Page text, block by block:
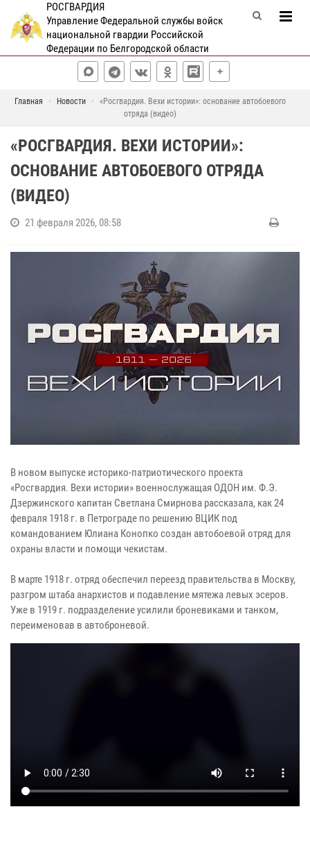
РОСГВАРДИЯ
Управление Федеральной службы войск
национальной гвардии Российской
Федерации по Белгородской области
Главная Новости
«Росгвардия. Вехи истории»: основание автобоевого
отряда (видео)
«РОСГВАРДИЯ. ВЕХИ ИСТОРИИ»:
ОСНОВАНИЕ АВТОБОЕВОГО ОТРЯДА
(ВИДЕО)
21 февраля 2026, 08:58
В новом выпуске историко-патриотического проекта
«Росгвардия. Вехи истории» военнослужащая ОДОН им. Ф.Э.
Дзержинского капитан Светлана Смирнова рассказала, как 24
февраля 1918 г. в Петрограде по решению ВЦИК под
командованием Юлиана Конопко создан автобоевой отряд для
охраны власти и помощи чекистам.
В марте 1918 г. отряд обеспечил переезд правительства в Москву,
разгром штаба анархистов и подавление мятежа левых эсеров.
Уже в 1919 г. подразделение усилили броневиками и танком,
переименовав в автоброневой.